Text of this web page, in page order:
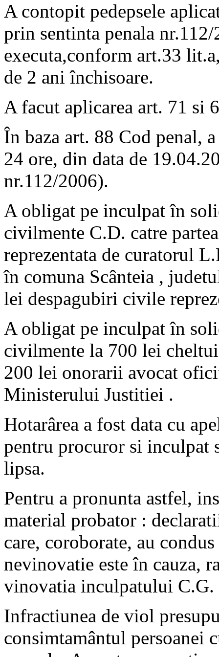
A contopit pedepsele
prin sentinta penala
executa,conform art.33
de 2 ani închisoare.
A facut aplicarea art. 71 si
În baza art. 88 Cod penal,
24 ore, din data de
nr.112/2006).
A obligat pe inculpat în
civilmente C.D. catre
reprezentata de curatorul
în comuna Scânteia ,
lei despagubiri civile
A obligat pe inculpat în
civilmente la 700 lei
200 lei onorarii avocat
Ministerului Justitiei .
Hotarârea a fost data cu
pentru procuror si inculpat
lipsa.
Pentru a pronunta astfel,
material probator :
care, coroborate, au
nevinovatie este în cauza,
vinovatia inculpatului C.G.
Infractiunea de viol
consimtamântul persoanei